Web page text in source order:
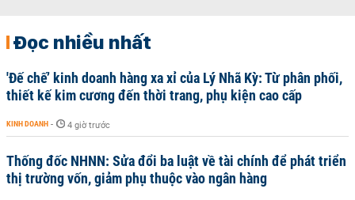
Đọc nhiều nhất
'Đế chế’ kinh doanh hàng xa xỉ của Lý Nhã Kỳ: Từ phân phối,
thiết kế kim cương đến thời trang, phụ kiện cao cấp
KINH DOANH - 4 giờ trước
Thống đốc NHNN: Sửa đổi ba luật về tài chính để phát triển
thị trường vốn, giảm phụ thuộc vào ngân hàng